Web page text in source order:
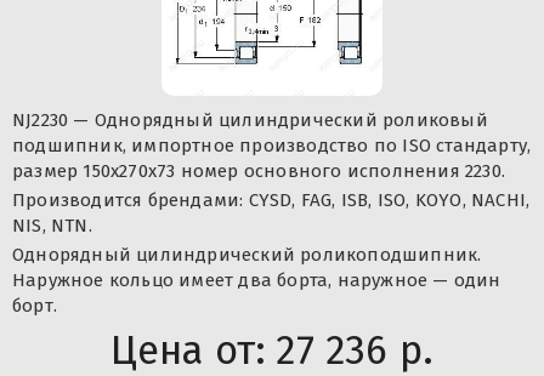
NJ2230 — Однорядный цилиндрический роликовый
подшипник, импортное производство по ISO стандарту,
размер 150x270x73 номер основного исполнения 2230.
Производится брендами: CYSD, FAG, ISB, ISO, KOYO, NACHI,
NIS, NTN.
Однорядный цилиндрический роликоподшипник.
Наружное кольцо имеет два борта, наружное — один
борт.
Цена от: 27 236 р.